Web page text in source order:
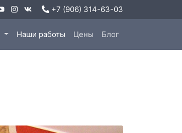
+7 (906) 314-63-03
Наши работы Цены Блог